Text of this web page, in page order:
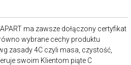
ma zawsze dołączony certyfikat
wybrane cechy produktu
zasady 4C czyli masa, czystość,
swoim Klientom piąte C